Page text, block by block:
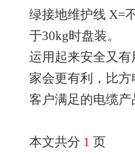
绿接地维护线
于30kg时盘装。
运用起来安全又
家会更有利，比
客户满足的电缆
本文共分 1 页